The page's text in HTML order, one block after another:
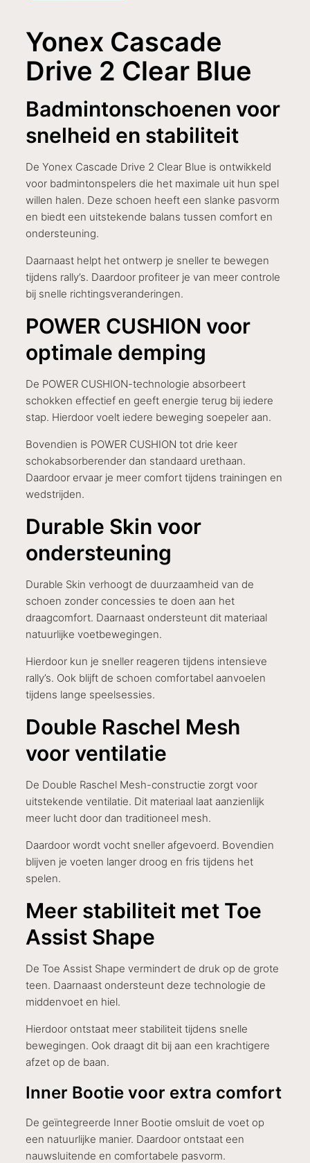
Yonex Cascade
Drive 2 Clear Blue
Badmintonschoenen voor
snelheid en stabiliteit
De Yonex Cascade Drive 2 Clear Blue is ontwikkeld
voor badmintonspelers die het maximale uit hun spel
willen halen. Deze schoen heeft een slanke pasvorm
en biedt een uitstekende balans tussen comfort en
ondersteuning.
Daarnaast helpt het ontwerp je sneller te bewegen
tijdens rally’s. Daardoor profiteer je van meer controle
bij snelle richtingsveranderingen.
POWER CUSHION voor
optimale demping
De POWER CUSHION-technologie absorbeert
schokken effectief en geeft energie terug bij iedere
stap. Hierdoor voelt iedere beweging soepeler aan.
Bovendien is POWER CUSHION tot drie keer
schokabsorberender dan standaard urethaan.
Daardoor ervaar je meer comfort tijdens trainingen en
wedstrijden.
Durable Skin voor
ondersteuning
Durable Skin verhoogt de duurzaamheid van de
schoen zonder concessies te doen aan het
draagcomfort. Daarnaast ondersteunt dit materiaal
natuurlijke voetbewegingen.
Hierdoor kun je sneller reageren tijdens intensieve
rally’s. Ook blijft de schoen comfortabel aanvoelen
tijdens lange speelsessies.
Double Raschel Mesh
voor ventilatie
De Double Raschel Mesh-constructie zorgt voor
uitstekende ventilatie. Dit materiaal laat aanzienlijk
meer lucht door dan traditioneel mesh.
Daardoor wordt vocht sneller afgevoerd. Bovendien
blijven je voeten langer droog en fris tijdens het
spelen.
Meer stabiliteit met Toe
Assist Shape
De Toe Assist Shape vermindert de druk op de grote
teen. Daarnaast ondersteunt deze technologie de
middenvoet en hiel.
Hierdoor ontstaat meer stabiliteit tijdens snelle
bewegingen. Ook draagt dit bij aan een krachtigere
afzet op de baan.
Inner Bootie voor extra comfort
De geïntegreerde Inner Bootie omsluit de voet op
een natuurlijke manier. Daardoor ontstaat een
nauwsluitende en comfortabele pasvorm.